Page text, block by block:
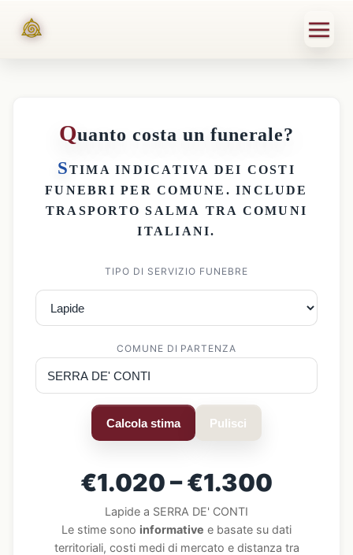
Quanto costa un funerale?
STIMA INDICATIVA DEI COSTI
FUNEBRI PER COMUNE . INCLUDE
TRASPORTO SALMA TRA COMUNI
ITALIANI.
TIPO DI SERVIZIO FUNEBRE
COMUNE DI PARTENZA
Calcola stima Pulisci
€1.020 – €1.300
Lapide a SERRA DE' CONTI
Le stime sono informative e basate su dati
territoriali, costi medi di mercato e distanza tra